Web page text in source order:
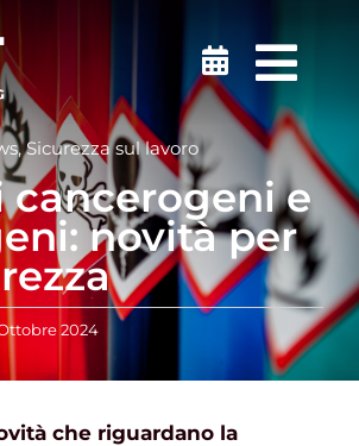
,Sicurezza sul lavoro
cancerogeni e
novità per
2024
che riguardano la